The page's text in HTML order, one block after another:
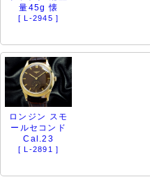
量45g 懐
[ L-2945 ]
ロンジン スモ
ールセコンド
Cal.23
[ L-2891 ]